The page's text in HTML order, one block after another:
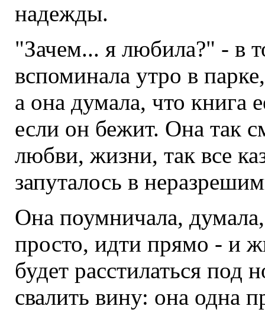
надежды.
"Зачем... я любила?" - в
вспоминала утро в
а она думала, что книга
если он бежит. Она так
любви, жизни, так все
запуталось в
Она поумничала, думала,
просто, идти прямо - и
будет расстилаться под
свалить вину: она одна